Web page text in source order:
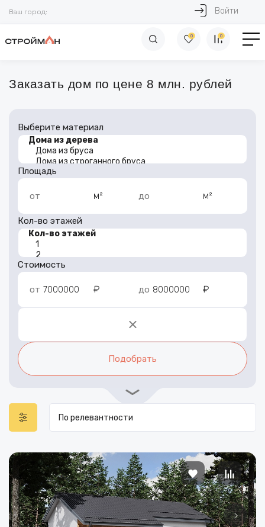
Ваш город: Войти
0 0
Заказать дом по цене 8 млн. рублей
Выберите материал
Площадь
от м² до м²
Кол-во этажей
Стоимость
от ₽ до ₽
Подобрать